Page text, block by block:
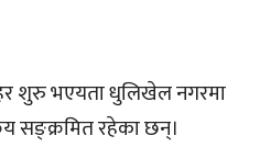
शुरु भएयता धुलिखेल नगरमा
सङ्क्रमित रहेका छन्।